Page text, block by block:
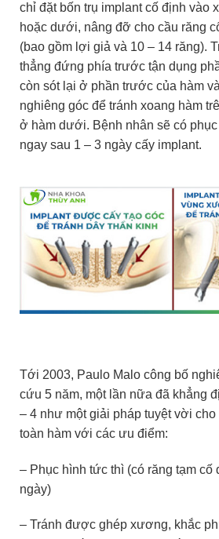
chỉ đặt bốn trụ implant cố định vào
hoặc dưới, nâng đỡ cho cầu răng
(bao gồm lợi giả và 10 – 14 răng).
thẳng đứng phía trước tận dụng
còn sót lại ở phần trước của hàm
nghiêng góc để tránh xoang hàm
ở hàm dưới. Bệnh nhân sẽ có
ngay sau 1 – 3 ngày cấy implant.
Tới 2003, Paulo Malo công bố
cứu 5 năm, một lần nữa đã khẳng
– 4 như một giải pháp tuyệt vời
toàn hàm với các ưu điểm:
– Phục hình tức thì (có răng tạm cố
ngày)
– Tránh được ghép xương, khắc